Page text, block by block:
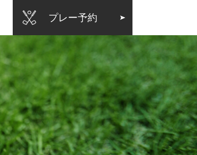
プレー予約